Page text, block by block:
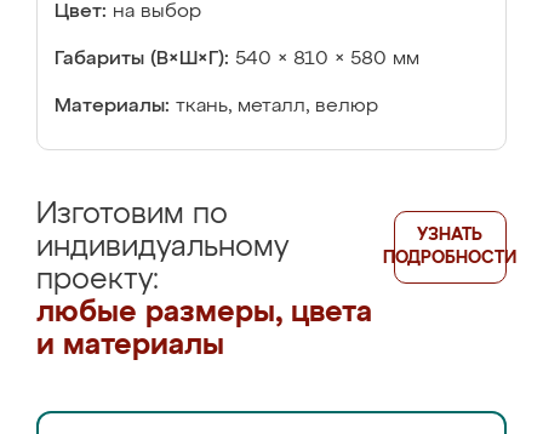
Цвет: на выбор
Габариты (В×Ш×Г): 540 × 810 × 580 мм
Материалы: ткань, металл, велюр
Изготовим по
индивидуальному
проекту:
любые размеры, цвета
и материалы
УЗНАТЬ
ПОДРОБНОСТИ